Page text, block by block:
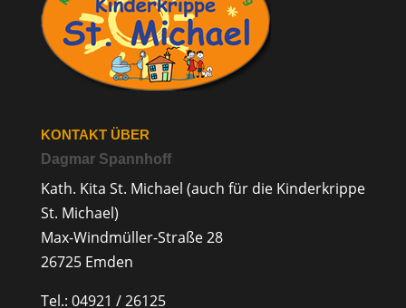
KONTAKT ÜBER
Dagmar Spannhoff
Kath. Kita St. Michael (auch für die Kinderkrippe
St. Michael)
Max-Windmüller-Straße 28
26725 Emden
Tel.: 04921 / 26125